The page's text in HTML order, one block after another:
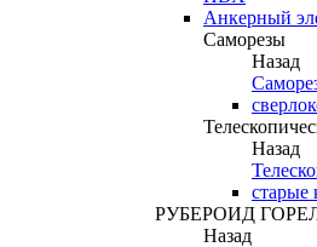
Анкерный
Саморезы
Назад
Назад
старые
РУБЕРОИД
Назад